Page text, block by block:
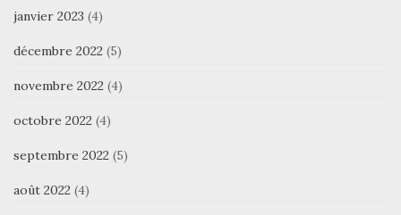
janvier 2023 (4)
décembre 2022 (5)
novembre 2022 (4)
octobre 2022 (4)
septembre 2022 (5)
août 2022 (4)